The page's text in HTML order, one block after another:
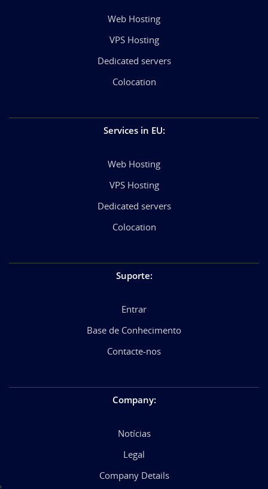
Web Hosting
VPS Hosting
Dedicated servers
Colocation
Services in EU:
Web Hosting
VPS Hosting
Dedicated servers
Colocation
Suporte:
Entrar
Base de Conhecimento
Contacte-nos
Company:
Notícias
Legal
Company Details